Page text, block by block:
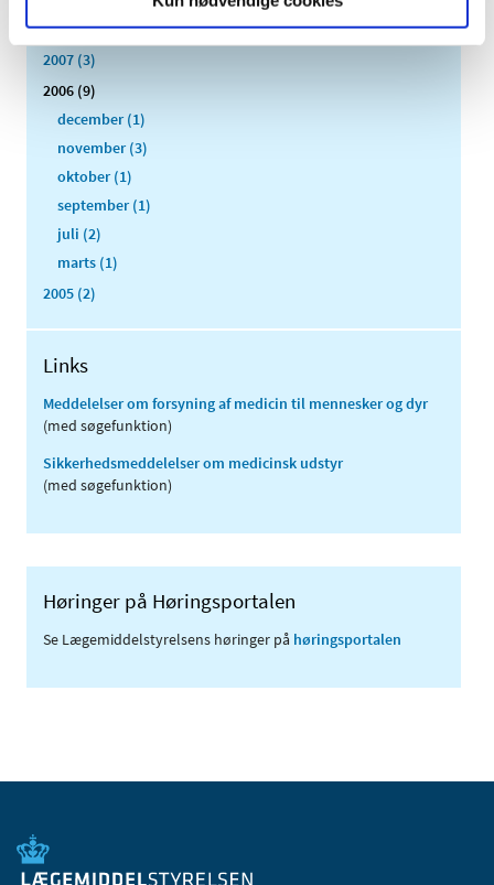
2008 (8)
2007 (3)
2006 (9)
december (1)
november (3)
oktober (1)
september (1)
juli (2)
marts (1)
2005 (2)
Links
Meddelelser om forsyning af medicin til mennesker og dyr
(med søgefunktion)
Sikkerhedsmeddelelser om medicinsk udstyr
(med søgefunktion)
Høringer på Høringsportalen
Se Lægemiddelstyrelsens høringer på høringsportalen